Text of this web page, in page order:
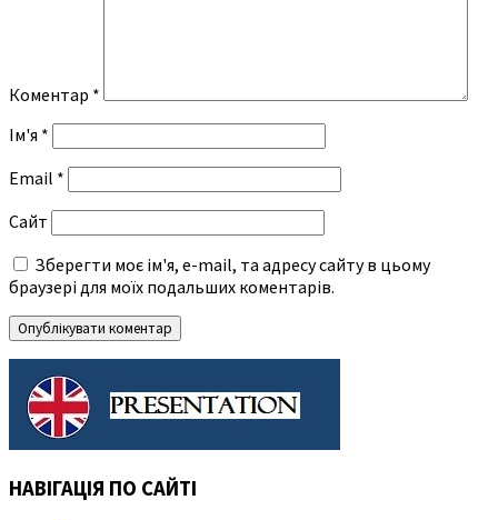
Коментар *
Ім'я *
Email *
Сайт
Зберегти моє ім'я, e-mail, та адресу сайту в цьому
браузері для моїх подальших коментарів.
НАВІГАЦІЯ ПО САЙТІ